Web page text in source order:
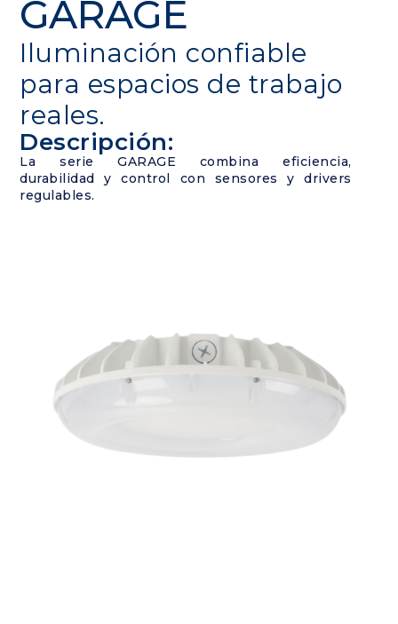
GARAGE
Iluminación confiable
para espacios de trabajo
reales.
Descripción:
La serie GARAGE combina eficiencia,
durabilidad y control con sensores y drivers
regulables.